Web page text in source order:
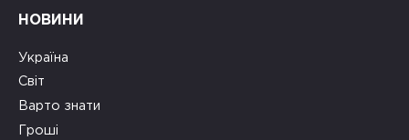
НОВИНИ
Україна
Світ
Варто знати
Гроші